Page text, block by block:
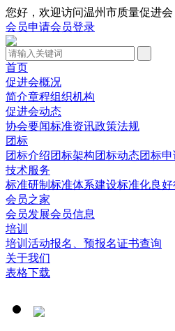
您好，欢迎访问温州市质量促进会
会员申请会员登录
首页
促进会概况
简介章程组织机构
促进会动态
协会要闻标准资讯政策法规
团标
团标介绍团标架构团标动态团标
技术服务
标准研制 标准体系建设标准化良好
会员之家
会员发展会员信息
培训
培训活动报名、预报名证书查询
关于我们
表格下载